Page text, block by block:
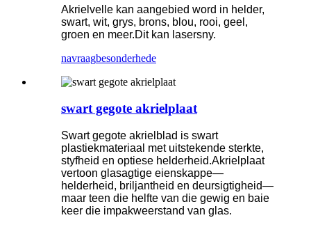
Akrielvelle kan aangebied word in helder,
swart, wit, grys, brons, blou, rooi, geel,
groen en meer.Dit kan lasersny.
navraagbesonderhede
swart gegote akrielplaat
Swart gegote akrielblad is swart
plastiekmateriaal met uitstekende sterkte,
styfheid en optiese helderheid.Akrielplaat
vertoon glasagtige eienskappe—
helderheid, briljantheid en deursigtigheid—
maar teen die helfte van die gewig en baie
keer die impakweerstand van glas.